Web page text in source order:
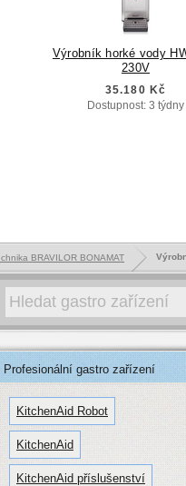
Výrobník horké vody
230V
35.180 Kč
Dostupnost: 3 týdny
BRAVILOR BONAMAT
gastro zařízení
KitchenAid Robot
KitchenAid
KitchenAid příslušenství